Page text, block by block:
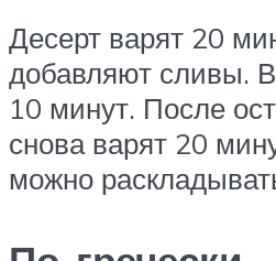
Десерт варят 20
добавляют сливы.
10 минут. После
снова варят 20
можно